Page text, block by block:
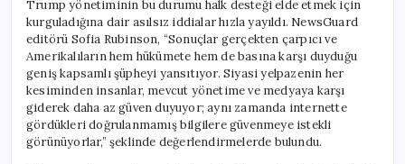
Trump yönetiminin bu durumu halk desteği elde etmek için
kurguladığına dair asılsız iddialar hızla yayıldı. NewsGuard
editörü Sofia Rubinson, “Sonuçlar gerçekten çarpıcı ve
Amerikalıların hem hükümete hem de basına karşı duyduğu
geniş kapsamlı şüpheyi yansıtıyor. Siyasi yelpazenin her
kesiminden insanlar, mevcut yönetime ve medyaya karşı
giderek daha az güven duyuyor; aynı zamanda internette
gördükleri doğrulanmamış bilgilere güvenmeye istekli
görünüyorlar,” şeklinde değerlendirmelerde bulundu.